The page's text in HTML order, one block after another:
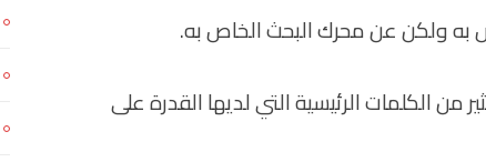
به ولكن عن محرك البحث الخاص به.
من الكلمات الرئيسية التي لديها القدرة على